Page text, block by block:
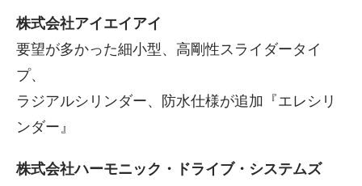
株式会社アイエイアイ
要望が多かった細小型、高剛性スライダータイ
プ、
ラジアルシリンダー、防水仕様が追加『エレシリ
ンダー』
株式会社ハーモニック・ドライブ・システムズ